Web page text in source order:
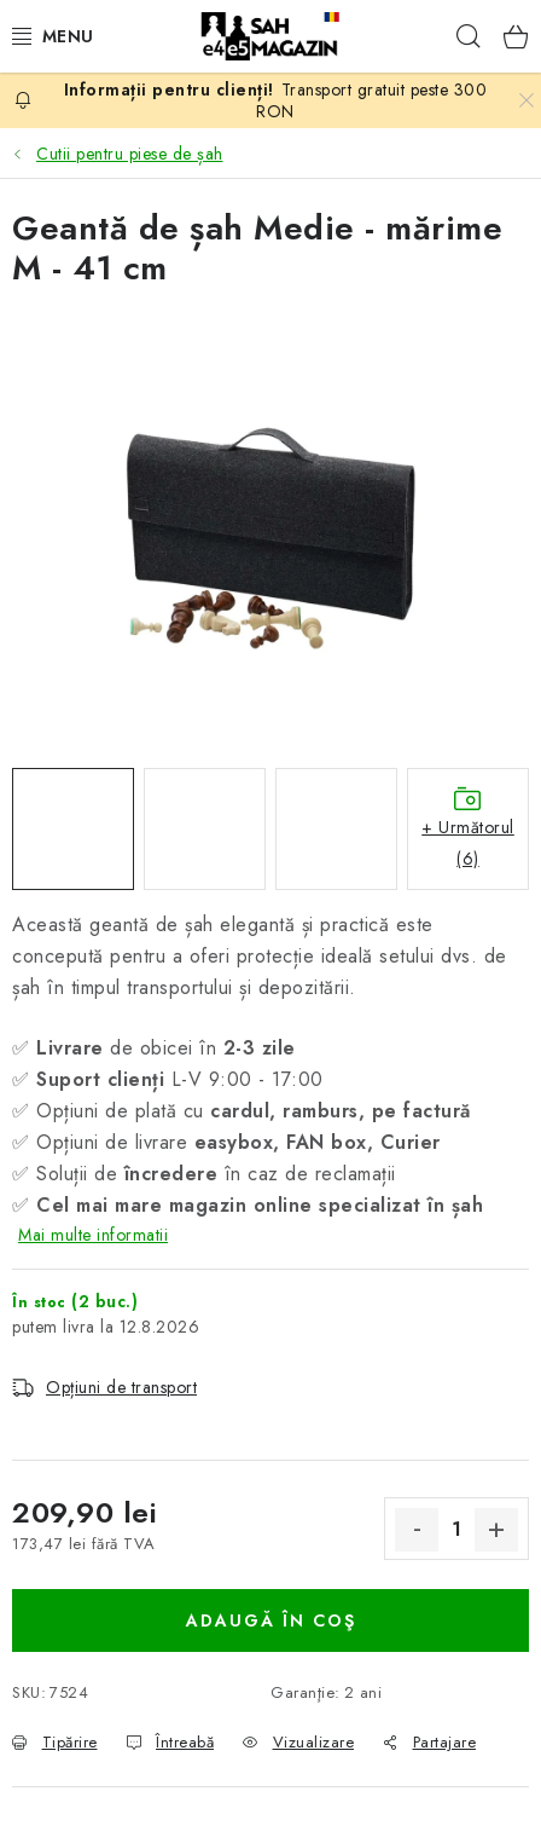
PROMOTII
ȘAH
PIESE DE ȘAH
ANTICARIAT
Transport gratuit peste 300
RON
Cutii pentru piese de șah
Această geantă de șah elegantă și practică este
concepută pentru a oferi protecție ideală setului dvs. de
șah în timpul transportului și depozitării.
✅ Livrare de obicei în 2-3 zile
✅ Suport clienți L-V 9:00 - 17:00
✅ Opțiuni de plată cu cardul, ramburs, pe factură
✅ Opțiuni de livrare easybox, FAN box, Curier
✅ Soluții deîncredere în caz de reclamații
✅ Cel mai mare magazin online specializat în șah
Mai multe informatii
În stoc (2 buc.)
12.8.2026
Opțiuni de transport
209,90 lei
173,47 lei fără TVA
ADAUGĂ ÎN COŞ
SKU: 7524 Garanţie: 2 ani
Tipărire Întreabă Vizualizare Partajare
Geantă de șah Medie - mărime
M - 41 cm
+ Următorul
(6)